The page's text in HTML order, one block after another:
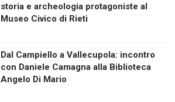
storia e archeologia protagoniste al
Museo Civico di Rieti
Dal Campiello a Vallecupola: incontro
con Daniele Camagna alla Biblioteca
Angelo Di Mario